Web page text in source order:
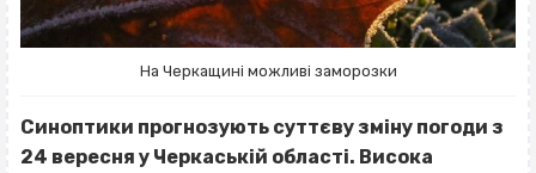
На Черкащині можливі заморозки
Синоптики прогнозують суттєву зміну погоди з
24 вересня у Черкаській області. Висока